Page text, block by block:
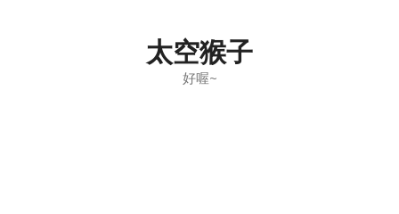
太空猴子
好喔~